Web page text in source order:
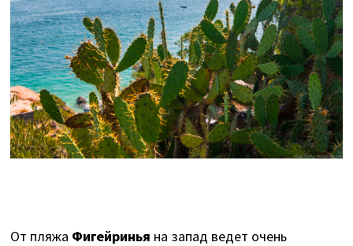
От пляжа Фигейринья на запад ведет очень